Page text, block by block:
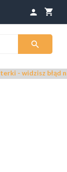
shopping_cart
person

- widzisz błąd na